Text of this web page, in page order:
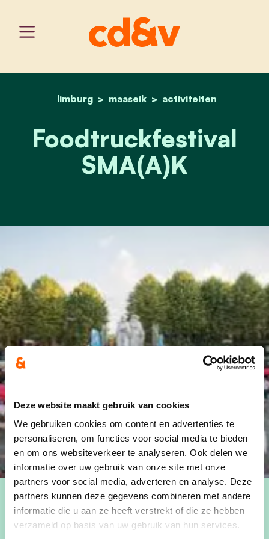
Deze website maakt gebruik van cookies
We gebruiken cookies om content en advertenties te
personaliseren, om functies voor social media te bieden
en om ons websiteverkeer te analyseren. Ook delen we
informatie over uw gebruik van onze site met onze
partners voor social media, adverteren en analyse. Deze
partners kunnen deze gegevens combineren met andere
informatie die u aan ze heeft verstrekt of die ze hebben
verzameld op basis van uw gebruik van hun services.
home
limburg maaseik activiteiten
msk_foodtruck
Foodtruckfestival
SMA(A)K
Wanneer